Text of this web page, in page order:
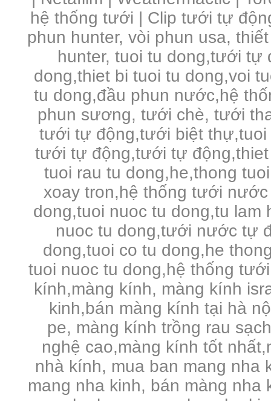
hệ thống tưới | Clip tưới tự
phun hunter, vòi phun usa,
hunter, tuoi tu dong,tưới tự
dong,thiet bi tuoi tu dong,voi
tu dong,đầu phun nước,hệ
phun sương, tưới chè, tưới
tưới tự động,tưới biệt thự,tuoi
tưới tự động,tưới tự
tuoi rau tu dong,he,thong
xoay tron,hệ thống tưới
dong,tuoi nuoc tu dong,tu lam
nuoc tu dong,tưới nước tự
dong,tuoi co tu dong,he
tuoi nuoc tu dong,hệ thống
kính,màng kính, màng kính
kinh,bán màng kính tại hà
pe, màng kính trồng rau
nghệ cao,màng kính tốt
nhà kính, mua ban mang nha
mang nha kinh, bán màng nha